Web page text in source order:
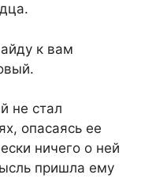
к вам
не стал
опасаясь ее
ничего о ней
пришла ему